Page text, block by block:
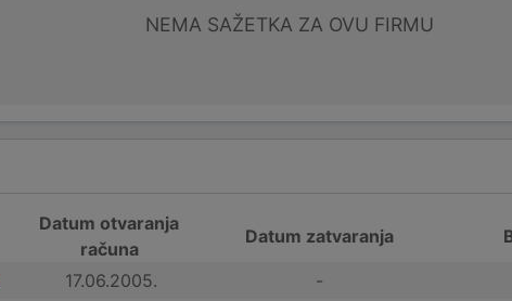
NEMA SAŽETKA ZA OVU FIRMU
Datum otvaranja
računa
Datum zatvaranja
17.06.2005. -